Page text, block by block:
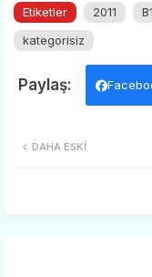
Etiketler 2011 B1
kategorisiz
DAHA ESKI